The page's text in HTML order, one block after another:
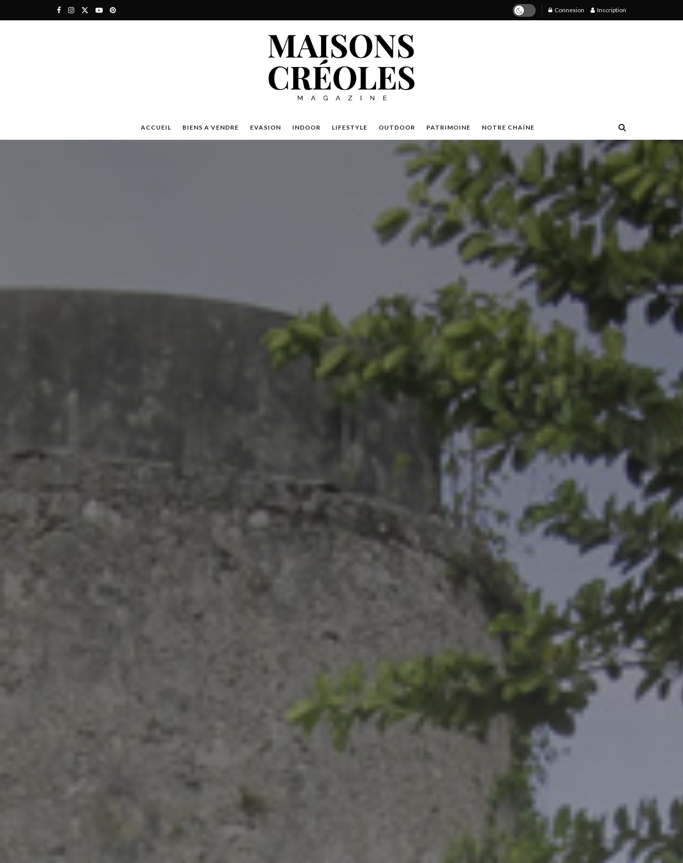
Connexion Inscription
ACCUEIL BIENS A VENDRE EVASION INDOOR LIFESTYLE OUTDOOR PATRIMOINE NOTRE CHAÎNE